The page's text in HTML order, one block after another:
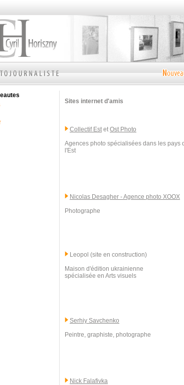
Sites internet d'amis
Collectif Est et Ost Photo
Agences photo spécialisées dans les pays
l'Est
Nicolas Desagher - Agence photo XOOX
Photographe
Leopol (site en construction)
Maison d'édition ukrainienne
spécialisée en Arts visuels
Serhiy Savchenko
Peintre, graphiste, photographe
Nick Falafivka